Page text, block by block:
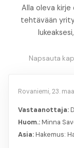
Alla oleva
tehtävään
Napsauta
Rovaniemi, 23.
Vastaanottaja:
Huom.: Minna
Asia: Hakemus: